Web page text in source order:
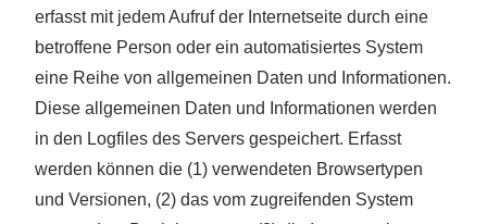
erfasst mit jedem Aufruf der Internetseite durch eine
betroffene Person oder ein automatisiertes System
eine Reihe von allgemeinen Daten und Informationen.
Diese allgemeinen Daten und Informationen werden
in den Logfiles des Servers gespeichert. Erfasst
werden können die (1) verwendeten Browsertypen
und Versionen, (2) das vom zugreifenden System